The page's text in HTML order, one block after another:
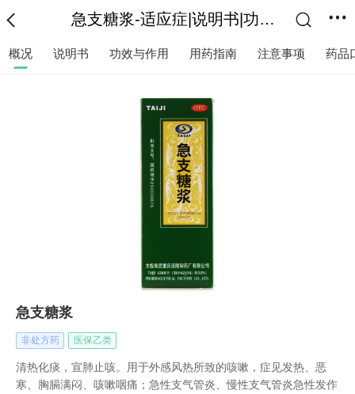
急支糖浆-适应症|说明书|功效作用-复禾医药
概况 说明书 功效与作用 用药指南 注意事项 药品
急支糖浆
非处方药 医保乙类
清热化痰，宣肺止咳。用于外感风热所致的咳嗽，症见发热、恶
寒、胸膈满闷、咳嗽咽痛；急性支气管炎、慢性支气管炎急性发作